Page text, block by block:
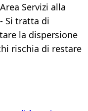
Servizi alla
Si tratta di
la dispersione
rischia di restare